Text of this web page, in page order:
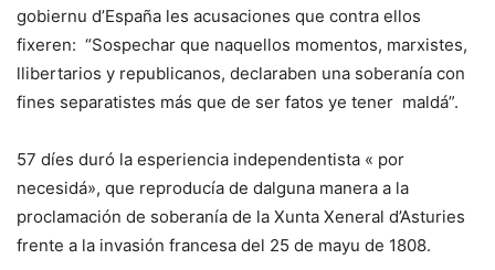
gobiernu d’España les acusaciones que contra ellos
fixeren: “Sospechar que naquellos momentos, marxistes,
llibertarios y republicanos, declaraben una soberanía con
fines separatistes más que de ser fatos ye tener maldá”.
57 díes duró la esperiencia independentista « por
necesidá», que reproducía de dalguna manera a la
proclamación de soberanía de la Xunta Xeneral d’Asturies
frente a la invasión francesa del 25 de mayu de 1808.